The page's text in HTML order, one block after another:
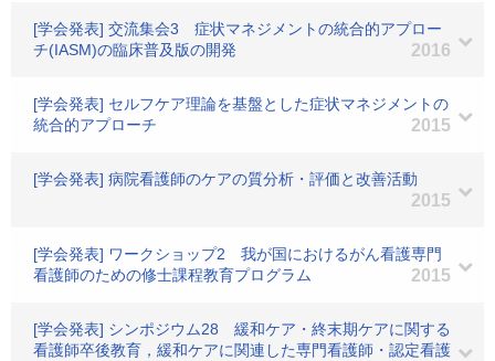
[学会発表] 交流集会3 症状マネジメントの統合的アプロー
チ(IASM)の臨床普及版の開発
2016
[学会発表] セルフケア理論を基盤とした症状マネジメントの
統合的アプローチ
2015
[学会発表] 病院看護師のケアの質分析・評価と改善活動
2015
[学会発表] ワークショップ2 我が国におけるがん看護専門
看護師のための修士課程教育プログラム
2015
[学会発表] シンポジウム28 緩和ケア・終末期ケアに関する
看護師卒後教育，緩和ケアに関連した専門看護師・認定看護